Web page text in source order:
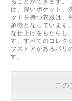
ることができます。
は、深いポケット、
ットを持つ衣服は、
象徴となっています
な仕上げをもたらし
す。すべてのコレク
プストアがあるパリ
す。
こ